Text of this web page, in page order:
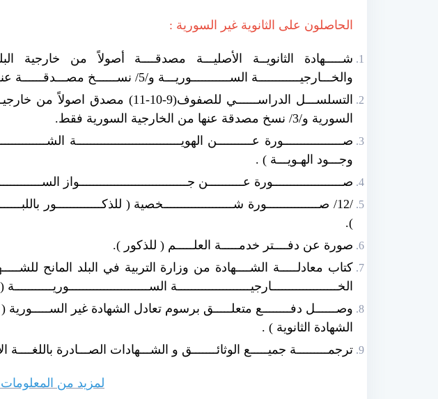
الحاصلون على الثانوية غير السورية :
شـــــهادة الثانويــة الأصليـــة مصدقــــة أصولاً من خارجية
والخـــارجيــــــــــــة الســـــــــــوريـــة و/5/ نســــــخ مصـــدقــــــة عنهــــــا من الخـــــارجيـــــــــة الســــــــــورية فقــــط .
التسلســـل الدراســــــي
السورية و/3/ نسخ مصدقة عنها من الخارجية السورية فقط.
صـــــــــــــــــورة عــــــــــن الهويــــــــــــــــــــــــــــــة
وجـــود الهـويـــة ) .
صــــــــــــــــــــورة عــــــــــن جـــــــــــــــــــــــــــــــواز
/12/ صـــــــــــــــورة شــــــــــــــــــــخصية ( للذكـــــــــــــور
).
صورة عن دفــــتر خدمـــــة العلـــــم ( للذكور ).
كتاب معادلـــــة الشــــهادة من وزارة التربية في البلد المانح
الخـــــــــــــــــــارجيـــــــــــــــــــــة
وصــــــل دفــــــــع متعلـــــق برسوم تعادل الشهادة غير
الشهادة الثانوية ) .
ترجمـــــــــة جميـــــع الوثائـــــــق و الشـــهادات الصـــادرة
لمزيد من المعلومات